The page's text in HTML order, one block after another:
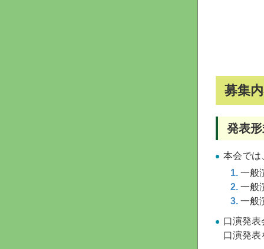
募集
発表
本会では
一般
一般
一般
口演発表
口演発表